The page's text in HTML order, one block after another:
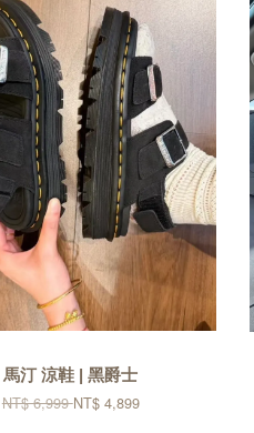
馬汀 涼鞋 | 黑爵士
NT$ 6,999NT$ 4,899